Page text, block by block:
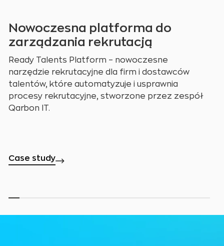
Nowoczesna platforma do
zarządzania rekrutacją
Ready Talents Platform – nowoczesne
narzędzie rekrutacyjne dla firm i dostawców
talentów, które automatyzuje i usprawnia
procesy rekrutacyjne, stworzone przez zespół
Qarbon IT.
Case study